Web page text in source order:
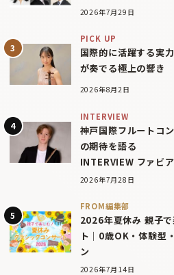
2026年7月29日
PICK UP
国際的に活躍する実
が奏でる極上の響き
2026年8月2日
INTERVIEW
神戸国際フルートコ
の期待を語る
INTERVIEW ファビ
2026年7月28日
FROM編集部
2026年夏休み 親子
ト｜0歳OK・体験型
ン
2026年7月14日